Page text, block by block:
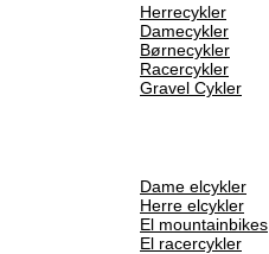
Herrecykler
Damecykler
Børnecykler
Racercykler
Gravel Cykler
Dame elcykler
Herre elcykler
El mountainbikes
El racercykler